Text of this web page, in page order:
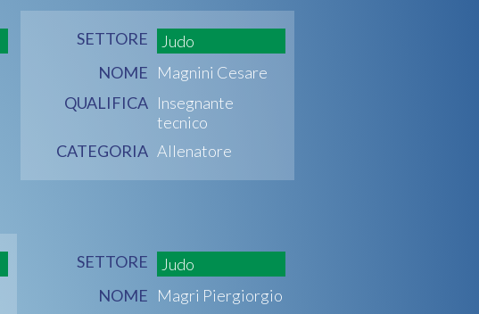
SETTORE
Judo
NOME Magnini Cesare
QUALIFICA Insegnante
tecnico
CATEGORIA Allenatore
SETTORE
Judo
NOME Magri Piergiorgio